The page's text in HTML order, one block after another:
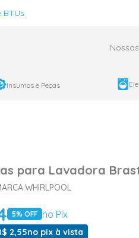
Insumos e Peças
para Lavadora
WHIRLPOOL
5% OFF no Pix
2,55no pix à vista